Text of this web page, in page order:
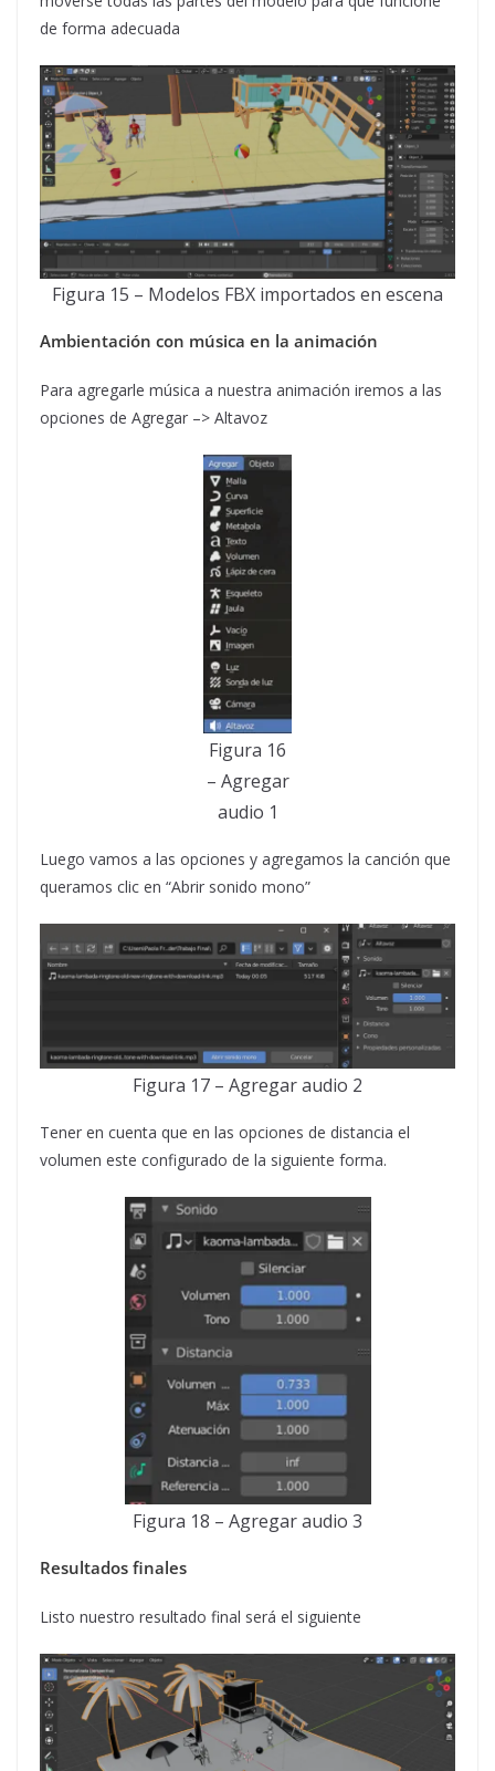
de forma adecuada
Figura 15 – Modelos FBX importados en escena
Ambientación con música en la animación
Para agregarle música a nuestra animación iremos a las
opciones de Agregar –> Altavoz
Figura 16
– Agregar
audio 1
Luego vamos a las opciones y agregamos la canción que
queramos clic en “Abrir sonido mono”
Figura 17 – Agregar audio 2
Tener en cuenta que en las opciones de distancia el
volumen este configurado de la siguiente forma.
Figura 18 – Agregar audio 3
Resultados finales
Listo nuestro resultado final será el siguiente